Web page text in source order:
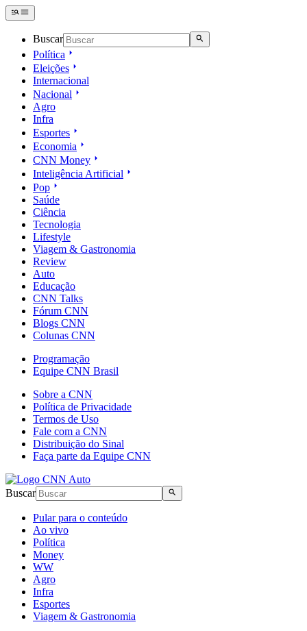
Buscar
Política
Eleições
Internacional
Nacional
Agro
Infra
Esportes
Economia
CNN Money
Inteligência Artificial
Pop
Saúde
Ciência
Tecnologia
Lifestyle
Viagem & Gastronomia
Review
Auto
Educação
CNN Talks
Fórum CNN
Blogs CNN
Colunas CNN
Programação
Equipe CNN Brasil
Sobre a CNN
Política de Privacidade
Termos de Uso
Fale com a CNN
Distribuição do Sinal
Faça parte da Equipe CNN
Buscar
Pular para o conteúdo
Ao vivo
Política
Money
WW
Agro
Infra
Esportes
Viagem & Gastronomia